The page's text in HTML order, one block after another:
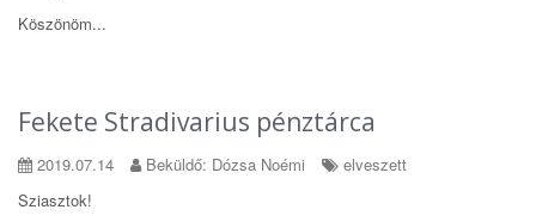
Köszönöm...
Fekete Stradivarius pénztárca
2019.07.14 Beküldő: Dózsa Noémi
elveszett
Sziasztok!